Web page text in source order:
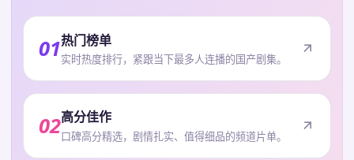
01热门榜单
实时热度排行，紧跟当下最多人连播的国产剧集。
02高分佳作
口碑高分精选，剧情扎实、值得细品的频道片单。